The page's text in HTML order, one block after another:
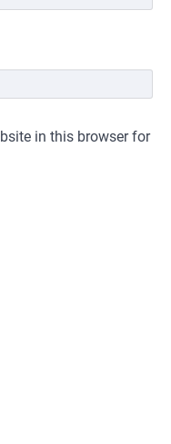
in this browser for